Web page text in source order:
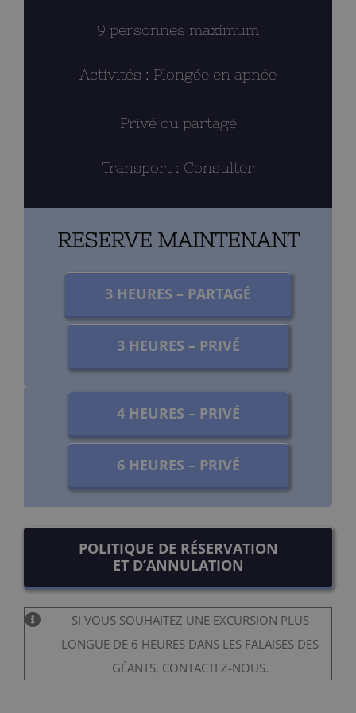
9 personnes maximum
Activités : Plongée en apnée
Privé ou partagé
Transport : Consulter
RESERVE MAINTENANT
3 HEURES – PARTAGÉ
3 HEURES – PRIVÉ
4 HEURES – PRIVÉ
6 HEURES – PRIVÉ
POLITIQUE DE RÉSERVATION
ET D’ANNULATION
SI VOUS SOUHAITEZ UNE EXCURSION PLUS
LONGUE DE 6 HEURES DANS LES FALAISES DES
GÉANTS, CONTACTEZ-NOUS.